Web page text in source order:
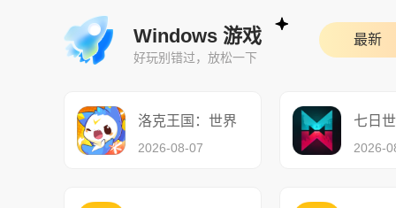
Windows 游戏
好玩别错过，放松一下
最新
洛克王国：世界
2026-08-07
七日
2026-